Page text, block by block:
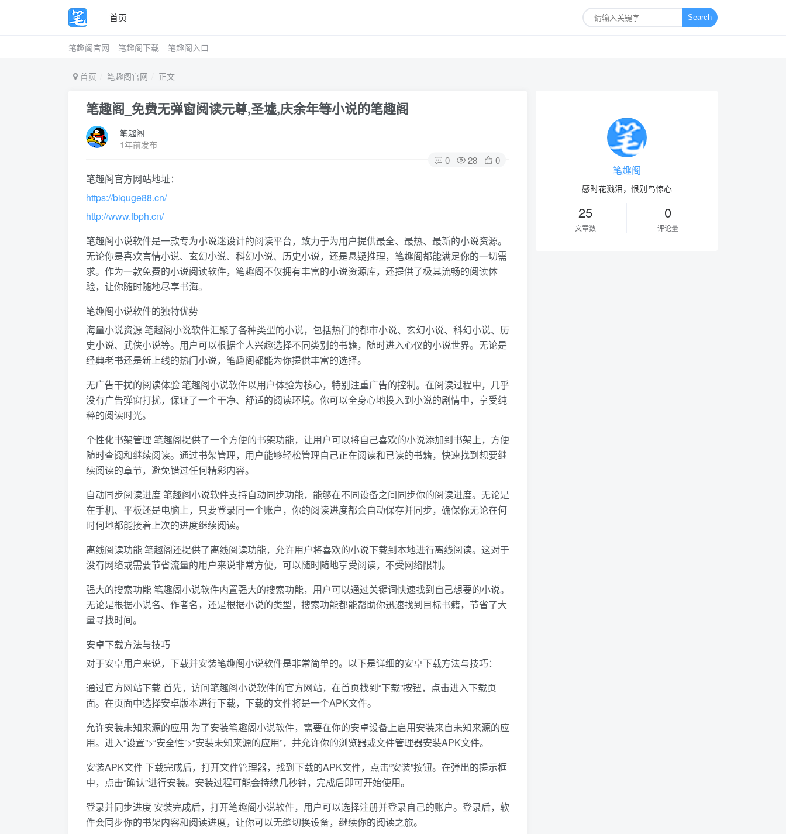
首页 Search
笔趣阁官网 笔趣阁下载 笔趣阁入口
首页 笔趣阁官网 正文
笔趣阁_免费无弹窗阅读元尊,圣墟,庆余年等小说的笔趣阁
笔趣阁
1年前发布
0 28 0
笔趣阁官方网站地址：
https://biquge88.cn/
http://www.fbph.cn/
笔趣阁小说软件是一款专为小说迷设计的阅读平台，致力于为用户提供最全、最热、最新的小说资源。
无论你是喜欢言情小说、玄幻小说、科幻小说、历史小说，还是悬疑推理，笔趣阁都能满足你的一切需
求。作为一款免费的小说阅读软件，笔趣阁不仅拥有丰富的小说资源库，还提供了极其流畅的阅读体
验，让你随时随地尽享书海。
笔趣阁小说软件的独特优势
海量小说资源 笔趣阁小说软件汇聚了各种类型的小说，包括热门的都市小说、玄幻小说、科幻小说、历
史小说、武侠小说等。用户可以根据个人兴趣选择不同类别的书籍，随时进入心仪的小说世界。无论是
经典老书还是新上线的热门小说，笔趣阁都能为你提供丰富的选择。
无广告干扰的阅读体验 笔趣阁小说软件以用户体验为核心，特别注重广告的控制。在阅读过程中，几乎
没有广告弹窗打扰，保证了一个干净、舒适的阅读环境。你可以全身心地投入到小说的剧情中，享受纯
粹的阅读时光。
个性化书架管理 笔趣阁提供了一个方便的书架功能，让用户可以将自己喜欢的小说添加到书架上，方便
随时查阅和继续阅读。通过书架管理，用户能够轻松管理自己正在阅读和已读的书籍，快速找到想要继
续阅读的章节，避免错过任何精彩内容。
自动同步阅读进度 笔趣阁小说软件支持自动同步功能，能够在不同设备之间同步你的阅读进度。无论是
在手机、平板还是电脑上，只要登录同一个账户，你的阅读进度都会自动保存并同步，确保你无论在何
时何地都能接着上次的进度继续阅读。
离线阅读功能 笔趣阁还提供了离线阅读功能，允许用户将喜欢的小说下载到本地进行离线阅读。这对于
没有网络或需要节省流量的用户来说非常方便，可以随时随地享受阅读，不受网络限制。
强大的搜索功能 笔趣阁小说软件内置强大的搜索功能，用户可以通过关键词快速找到自己想要的小说。
无论是根据小说名、作者名，还是根据小说的类型，搜索功能都能帮助你迅速找到目标书籍，节省了大
量寻找时间。
安卓下载方法与技巧
对于安卓用户来说，下载并安装笔趣阁小说软件是非常简单的。以下是详细的安卓下载方法与技巧：
通过官方网站下载 首先，访问笔趣阁小说软件的官方网站，在首页找到“下载”按钮，点击进入下载页
面。在页面中选择安卓版本进行下载，下载的文件将是一个APK文件。
允许安装未知来源的应用 为了安装笔趣阁小说软件，需要在你的安卓设备上启用安装来自未知来源的应
用。进入“设置”>“安全性”>“安装未知来源的应用”，并允许你的浏览器或文件管理器安装APK文件。
安装APK文件 下载完成后，打开文件管理器，找到下载的APK文件，点击“安装”按钮。在弹出的提示框
中，点击“确认”进行安装。安装过程可能会持续几秒钟，完成后即可开始使用。
登录并同步进度 安装完成后，打开笔趣阁小说软件，用户可以选择注册并登录自己的账户。登录后，软
件会同步你的书架内容和阅读进度，让你可以无缝切换设备，继续你的阅读之旅。
笔趣阁
感时花溅泪，恨别鸟惊心
25
文章数
0
评论量